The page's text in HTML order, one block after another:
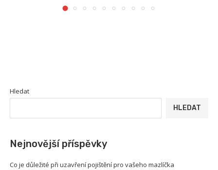
Hledat
HLEDAT
Nejnovější příspěvky
Co je důležité při uzavření pojištění pro vašeho mazlíčka